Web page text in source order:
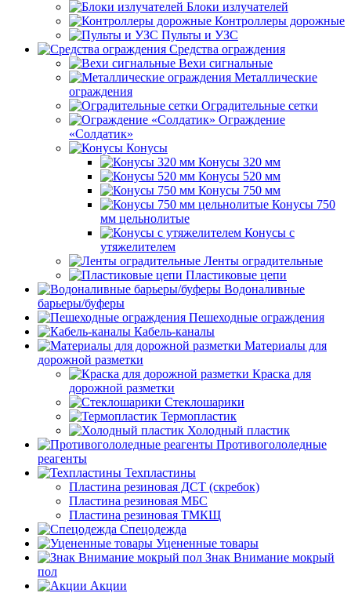
Блоки излучателей
Контроллеры дорожные
Пульты и УЗС
Средства ограждения
Вехи сигнальные
Металлические
ограждения
Оградительные сетки
Ограждение
«Солдатик»
Конусы
Конусы 320 мм
Конусы 520 мм
Конусы 750 мм
Конусы 750
мм цельнолитые
Конусы с
утяжелителем
Ленты оградительные
Пластиковые цепи
Водоналивные
барьеры/буферы
Пешеходные ограждения
Кабель-каналы
Материалы для
дорожной разметки
Краска для
дорожной разметки
Стеклошарики
Термопластик
Холодный пластик
Противогололедные
реагенты
Техпластины
Пластина резиновая ДСТ (скребок)
Пластина резиновая МБС
Пластина резиновая ТМКЩ
Спецодежда
Уцененные товары
Знак Внимание мокрый
пол
Акции